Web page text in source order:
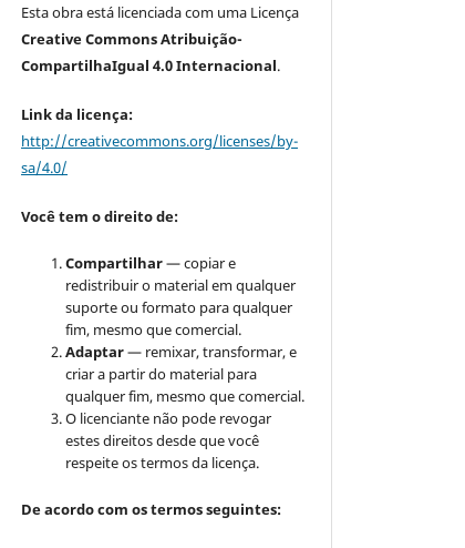
Esta obra está licenciada com uma Licença
Creative Commons Atribuição-
CompartilhaIgual 4.0 Internacional.
Link da licença:
http://creativecommons.org/licenses/by-
sa/4.0/
Você tem o direito de:
Compartilhar— copiar e
redistribuir o material em qualquer
suporte ou formato para qualquer
fim, mesmo que comercial.
Adaptar— remixar, transformar, e
criar a partir do material para
qualquer fim, mesmo que comercial.
O licenciante não pode revogar
estes direitos desde que você
respeite os termos da licença.
De acordo com os termos seguintes: